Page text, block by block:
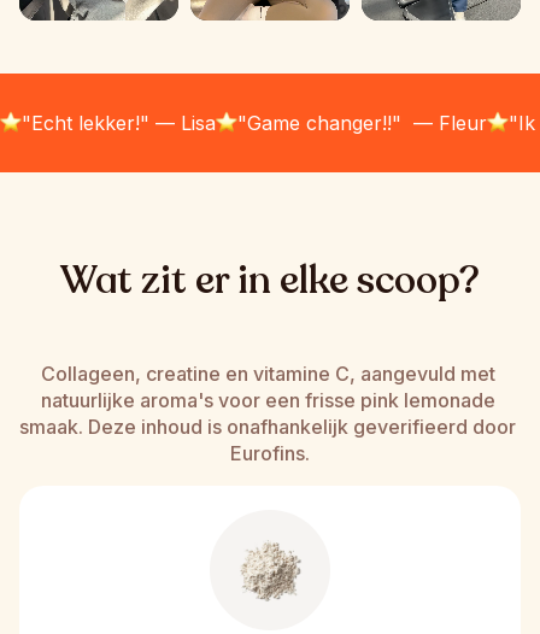
"Echt lekker!" — Lisa "Game changer!!"  — Fleur "Ik
Wat zit er in elke scoop?
Collageen, creatine en vitamine C, aangevuld met
natuurlijke aroma's voor een frisse pink lemonade
smaak. Deze inhoud is onafhankelijk geverifieerd door
Eurofins.